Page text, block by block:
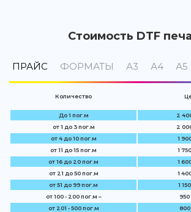
Стоимость DTF
ПРАЙС ФОРМАТЫ А3 А4 А5
Количество
До 1 пог.м
2
от 1 до 3 пог.м
2
от 4 до 10 пог.м
1
от 11 до 15 пог.м
1
от 16 до 20 пог.м
1
от 21 до 50 пог.м
1
от 51 до 99 пог.м
1
от 100 - 200 пог.м –
950
от 201 - 500 пог.м